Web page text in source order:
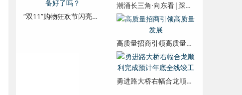
“双11”购物狂欢节闪亮登场快递高峰来临，你准备好了吗？
潮涌长三角·向东看|踩准光伏风口的义乌“商”路
高质量招商引领高质量发展
勇进路大桥右幅合龙顺利完成预计年底全线竣工